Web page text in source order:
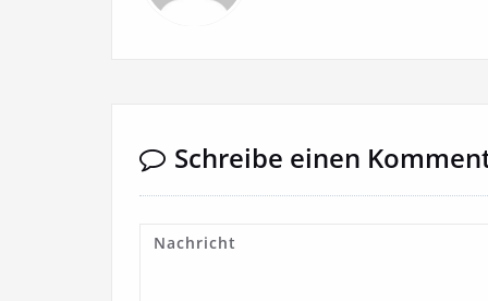
Schreibe einen